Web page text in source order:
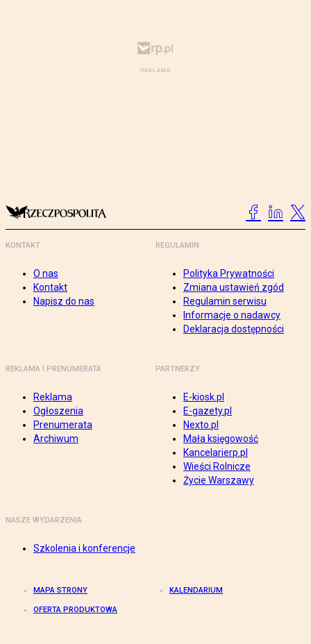
KONTAKT
O nas
Kontakt
Napisz do nas
REGULAMIN
Polityka Prywatności
Zmiana ustawień zgód
Regulamin serwisu
Informacje o nadawcy
Deklaracja dostępności
REKLAMA I PRENUMERATA
Reklama
Ogłoszenia
Prenumerata
Archiwum
PARTNERZY
E-kiosk.pl
E-gazety.pl
Nexto.pl
Mała księgowość
Kancelarierp.pl
Wieści Rolnicze
Życie Warszawy
NASZE WYDARZENIA
Szkolenia i konferencje
MAPA STRONY KALENDARIUM
OFERTA PRODUKTOWA